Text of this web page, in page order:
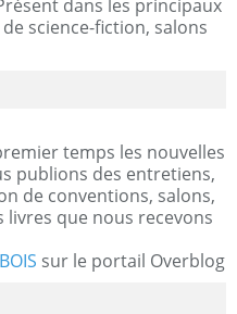
dans les principaux
science-fiction, salons
temps les nouvelles
publions des entretiens,
de conventions, salons,
livres que nous recevons
sur le portail Overblog